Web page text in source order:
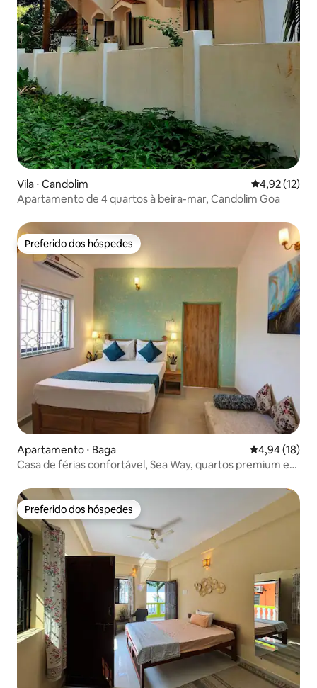
Vila ⋅ Candolim 4,92 de uma
4,92 (12)
Apartamento de 4 quartos à beira-mar, Candolim Goa
Preferido dos hóspedes
Preferido dos hóspedes
Apartamento ⋅ Baga 4,94 de uma
4,94 (18)
Casa de férias confortável, Sea Way, quartos premium em
Preferido dos hóspedes
Preferido dos hóspedes